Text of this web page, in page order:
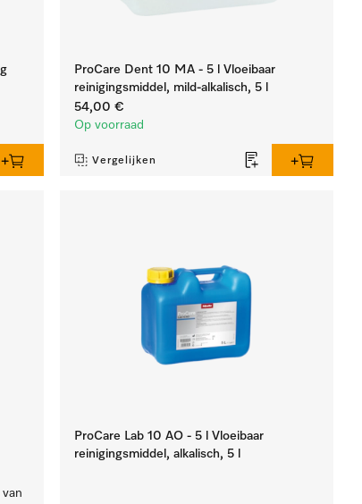
ProCare Dent 10 MA - 5 l Vloeibaar
reinigingsmiddel, mild-alkalisch, 5 l
54,00 €
Op voorraad
Vergelijken
ProCare Lab 10 AO - 5 l Vloeibaar
reinigingsmiddel, alkalisch, 5 l